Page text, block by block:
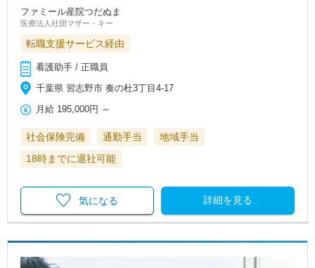
ファミール産院つだぬま
医療法人社団マザー・キー
転職支援サービス経由
看護助手 / 正職員
千葉県 習志野市 奏の杜3丁目4-17
月給 195,000円 ～
社会保険完備 通勤手当
地域手当
18時までに退社可能
詳細を見る
気になる